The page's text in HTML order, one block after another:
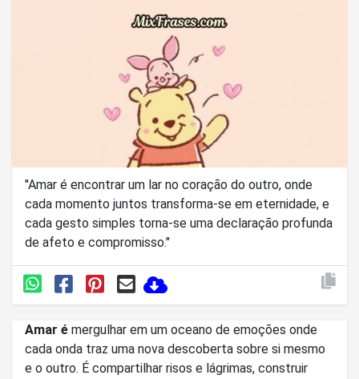
"Amar é encontrar um lar no coração do outro, onde
cada momento juntos transforma-se em eternidade, e
cada gesto simples torna-se uma declaração profunda
de afeto e compromisso."
Amar é mergulhar em um oceano de emoções onde
cada onda traz uma nova descoberta sobre si mesmo
e o outro. É compartilhar risos e lágrimas, construir